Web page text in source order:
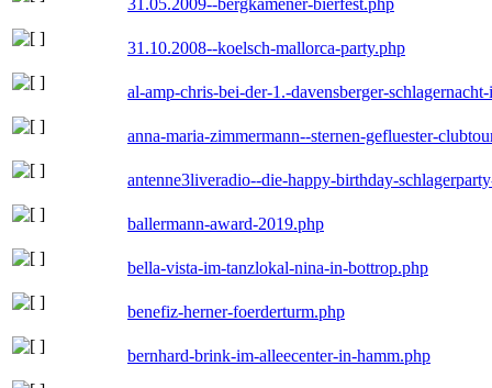
31.10.2008--koelsch-mallorca-party.php
al-amp-chris-bei-der-1.-davensberger-
anna-maria-zimmermann--sternen-gefluester-
antenne3liveradio--die-happy-birthday-
ballermann-award-2019.php
bella-vista-im-tanzlokal-nina-in-bottrop.php
benefiz-herner-foerderturm.php
bernhard-brink-im-alleecenter-in-hamm.php